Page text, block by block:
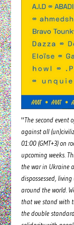
"The second event
against all
01:00 (GMT+3) on
upcoming weeks.
the war in Ukraine
dispossessed,
around the world.
that we stand with
the double